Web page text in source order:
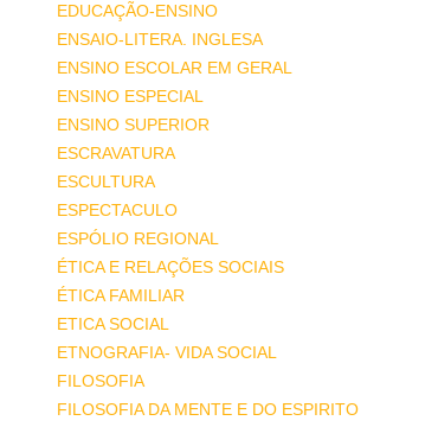
EDUCAÇÃO-ENSINO
ENSAIO-LITERA. INGLESA
ENSINO ESCOLAR EM GERAL
ENSINO ESPECIAL
ENSINO SUPERIOR
ESCRAVATURA
ESCULTURA
ESPECTACULO
ESPÓLIO REGIONAL
ÉTICA E RELAÇÕES SOCIAIS
ÉTICA FAMILIAR
ETICA SOCIAL
ETNOGRAFIA- VIDA SOCIAL
FILOSOFIA
FILOSOFIA DA MENTE E DO ESPIRITO